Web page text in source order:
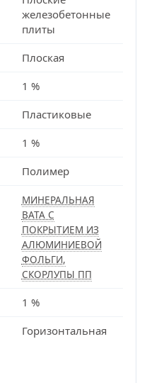
железобетонные
плиты
Плоская
1 %
Пластиковые
1 %
Полимер
МИНЕРАЛЬНАЯ
ВАТА С
ПОКРЫТИЕМ ИЗ
АЛЮМИНИЕВОЙ
ФОЛЬГИ,
СКОРЛУПЫ ПП
1 %
Горизонтальная